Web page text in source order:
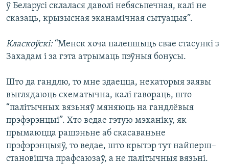
ў Беларусі склалася даволі небясьпечная, калі не
сказаць, крызысная эканамічная сытуацыя”.
Класкоўскі: “Менск хоча палепшыць свае стасункі з
Захадам і за гэта атрымаць пэўныя бонусы.
Што да гандлю, то мне здаецца, некаторыя заявы
выглядаюць схематычна, калі гавораць, што
“палітычных вязьняў мяняюць на гандлёвыя
прэфэрэнцыі”. Хто ведае гэтую мэханіку, як
прымаюцца рашэньне аб скасаваньне
прэфэрэнцыяў, то ведае, што крытэр тут найперш–
становішча прафсаюзаў, а не палітычныя вязьні.